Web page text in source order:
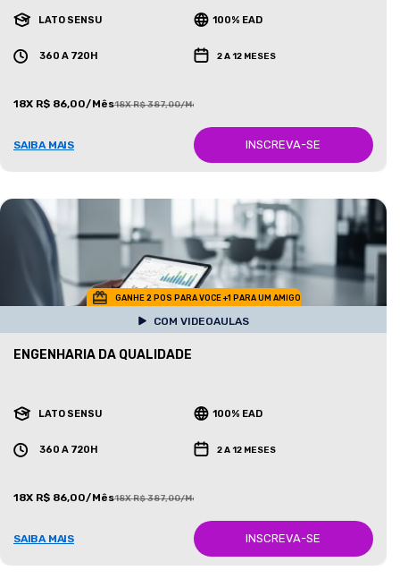
LATO SENSU 100% EAD
360 A 720H 2 A 12 MESES
18X R$ 86,00/Mês18X R$ 387,00/Mês
SAIBA MAIS INSCREVA-SE
GANHE 2 POS PARA VOCE +1 PARA UM AMIGO
COM VIDEOAULAS
ENGENHARIA DA QUALIDADE
LATO SENSU 100% EAD
360 A 720H 2 A 12 MESES
18X R$ 86,00/Mês18X R$ 387,00/Mês
SAIBA MAIS INSCREVA-SE